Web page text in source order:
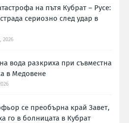
на пътя Кубрат – Русе:
сериозно след удар в
2026
вода разкриха при съвместна
в Медовене
се преобърна край Завет,
го в болницата в Кубрат